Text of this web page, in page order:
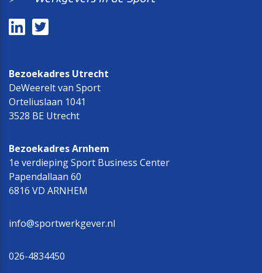
Bezoekadres Utrecht
DeWeerelt van Sport
Orteliuslaan 1041
3528 BE Utrecht
Bezoekadres Arnhem
1e verdieping Sport Business Center
Papendallaan 60
6816 VD ARNHEM
info@sportwerkgever.nl
026-4834450